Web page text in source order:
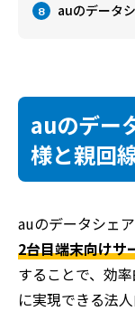
8 auのデータ
auのデー
様と親回
auのデータシェア
2台目端末向けサ
することで、効
に実現できる法